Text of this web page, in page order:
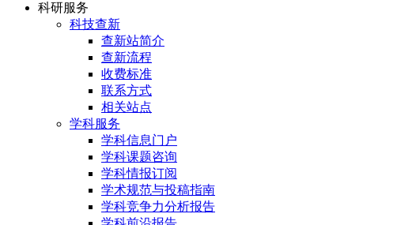
科研服务
科技查新
查新站简介
查新流程
收费标准
联系方式
相关站点
学科服务
学科信息门户
学科课题咨询
学科情报订阅
学术规范与投稿指南
学科竞争力分析报告